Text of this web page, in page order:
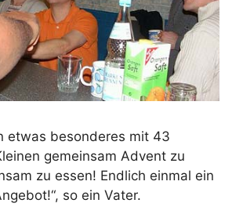
etwas besonderes mit 43
gemeinsam Advent zu
zu essen! Endlich einmal ein
so ein Vater.